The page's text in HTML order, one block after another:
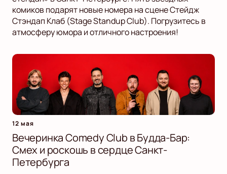
комиков подарят новые номера на сцене Стейдж
Стэндап Клаб (Stage Standup Club). Погрузитесь в
атмосферу юмора и отличного настроения!
12 мая
Вечеринка Comedy Club в Будда-Бар:
Смех и роскошь в сердце Санкт-
Петербурга